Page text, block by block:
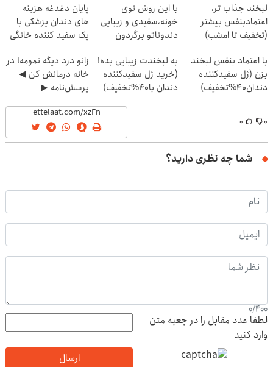
لبخند جذاب تر،
اعتمادبنفس بیشتر
(تخفیف تا امشب)
با این روش توی
خونه،سفیدی و زیبایی
دندوناتو برگردون
پایان دغدغه هزینه
های دندان پزشکی با
پک سفید کننده خانگی
با اعتماد بنفس لبخند
بزن (ژل سفیدکننده
دندان40%تخفیف)
به لبخندت زیبایی بده!
(خرید ژل سفیدکننده
دندان با40%تخفیف)
زانو درد دیگه تمومه! در
خانه درمانش کن ◀
پرسش‌نامه ▶
۰ ۰
شما چه نظری دارید؟
0/400
لطفا عدد مقابل را در جعبه متن
وارد کنید
ارسال